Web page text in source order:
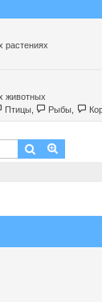
растениях
животных
Птицы, Рыбы
Поиск